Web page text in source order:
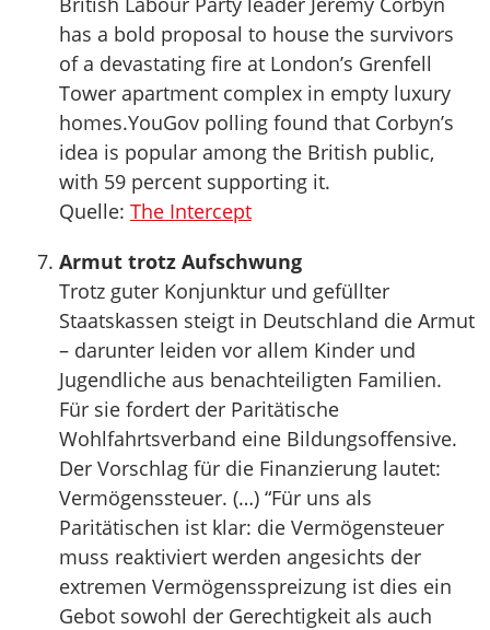
has a bold proposal to house the survivors
of a devastating fire at London’s Grenfell
Tower apartment complex in empty luxury
homes.YouGov polling found that Corbyn’s
idea is popular among the British public,
with 59 percent supporting it.
Quelle: The Intercept
Armut trotz Aufschwung
Trotz guter Konjunktur und gefüllter
Staatskassen steigt in Deutschland die Armut
– darunter leiden vor allem Kinder und
Jugendliche aus benachteiligten Familien.
Für sie fordert der Paritätische
Wohlfahrtsverband eine Bildungsoffensive.
Der Vorschlag für die Finanzierung lautet:
Vermögenssteuer. (…) “Für uns als
Paritätischen ist klar: die Vermögensteuer
muss reaktiviert werden angesichts der
extremen Vermögensspreizung ist dies ein
Gebot sowohl der Gerechtigkeit als auch